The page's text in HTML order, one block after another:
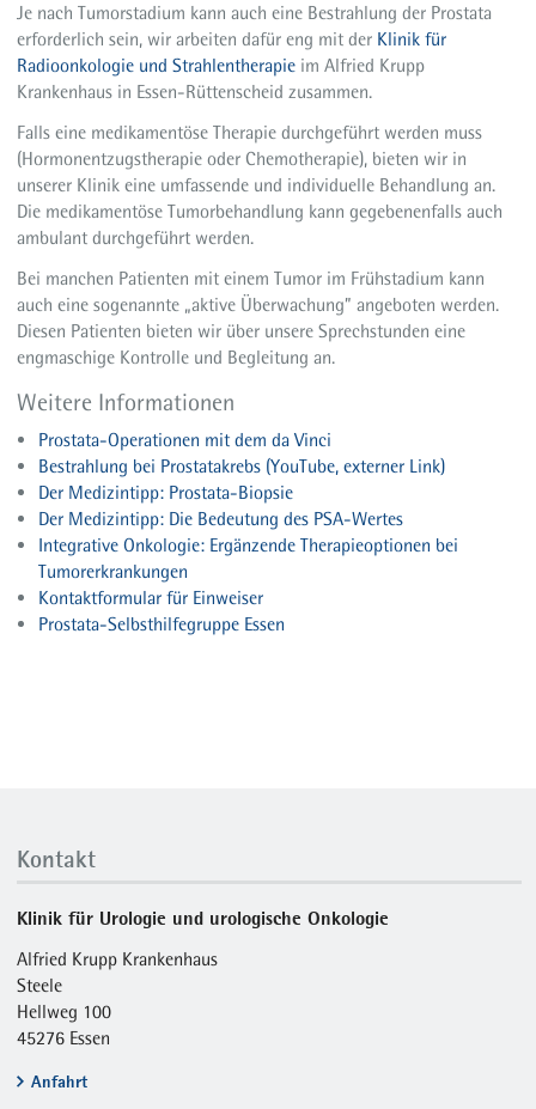
Je nach Tumorstadium kann auch eine Bestrahlung der Prostata
erforderlich sein, wir arbeiten dafür eng mit der Klinik für
Radioonkologie und Strahlentherapie im Alfried Krupp
Krankenhaus in Essen-Rüttenscheid zusammen.
Falls eine medikamentöse Therapie durchgeführt werden muss
(Hormonentzugstherapie oder Chemotherapie), bieten wir in
unserer Klinik eine umfassende und individuelle Behandlung an.
Die medikamentöse Tumorbehandlung kann gegebenenfalls auch
ambulant durchgeführt werden.
Bei manchen Patienten mit einem Tumor im Frühstadium kann
auch eine sogenannte „aktive Überwachung” angeboten werden.
Diesen Patienten bieten wir über unsere Sprechstunden eine
engmaschige Kontrolle und Begleitung an.
Weitere Informationen
Prostata-Operationen mit dem da Vinci
Bestrahlung bei Prostatakrebs (YouTube, externer Link)
Der Medizintipp: Prostata-Biopsie
Der Medizintipp: Die Bedeutung des PSA-Wertes
Integrative Onkologie: Ergänzende Therapieoptionen bei
Tumorerkrankungen
Kontaktformular für Einweiser
Prostata-Selbsthilfegruppe Essen
Kontakt
Klinik für Urologie und urologische Onkologie
Alfried Krupp Krankenhaus
Steele
Hellweg 100
45276 Essen
Anfahrt